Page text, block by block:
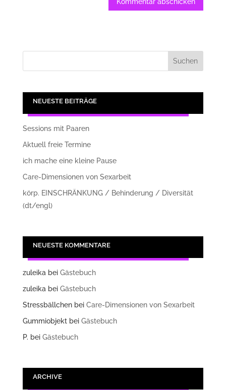
NEUESTE BEITRÄGE
Sessions mit Paaren
Aktuell freie Termine
ich mache eine kleine Pause
Care-Dimensionen von Sexarbeit
körp. EINSCHRÄNKUNG / Behinderung / Diversität
(dt/engl)
NEUESTE KOMMENTARE
zuleika bei Gästebuch
zuleika bei Gästebuch
Stressbällchenbei Care-Dimensionen von Sexarbeit
Gummiobjektbei Gästebuch
P. bei Gästebuch
ARCHIVE